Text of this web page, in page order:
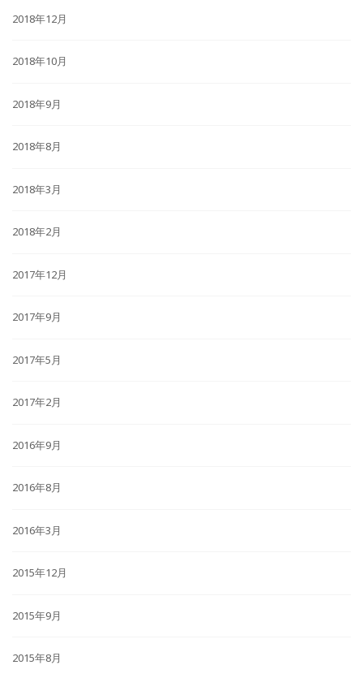
2018年12月
2018年10月
2018年9月
2018年8月
2018年3月
2018年2月
2017年12月
2017年9月
2017年5月
2017年2月
2016年9月
2016年8月
2016年3月
2015年12月
2015年9月
2015年8月